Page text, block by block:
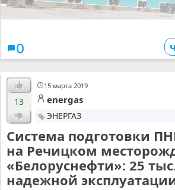
0
15 марта 2019
13 energas
ЭНЕРГАЗ
Система подготовки
на Речицком
«Белоруснефти»: 25
надежной